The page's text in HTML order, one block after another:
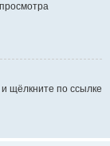
щёлкните по ссылке